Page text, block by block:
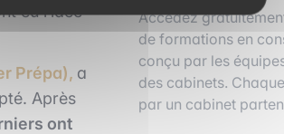
eu l’idée
Prépa), a
Après
ont
Accédez
de formations en
conçu par les
des cabinets.
par un cabinet